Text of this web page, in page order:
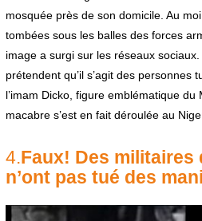
mosquée près de son domicile. Au
tombées sous les balles des forces
image a surgi sur les réseaux
prétendent qu’il s’agit des personnes
l’imam Dicko, figure emblématique du
macabre s’est en fait déroulée au
4.Faux! Des militaires
n’ont pas tué des